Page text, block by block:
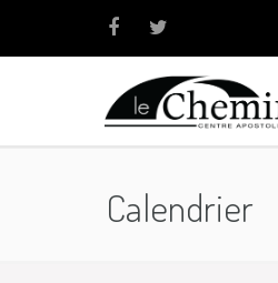
Calendrier